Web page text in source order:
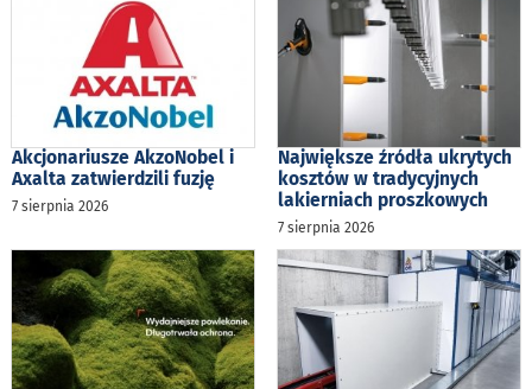
Akcjonariusze AkzoNobel i
Axalta zatwierdzili fuzję
7 sierpnia 2026
Największe źródła ukrytych
kosztów w tradycyjnych
lakierniach proszkowych
7 sierpnia 2026